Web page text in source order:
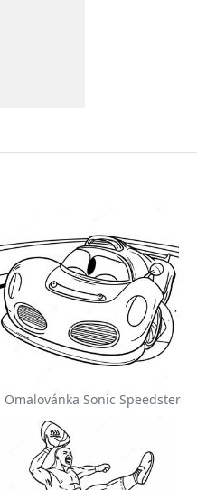
Omalovánka Sonic Speedster